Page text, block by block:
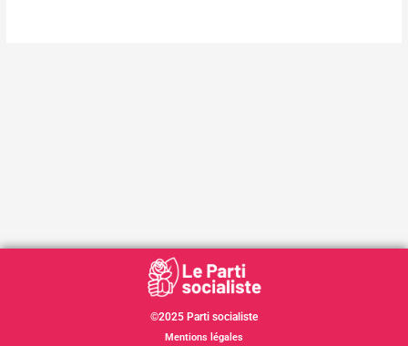
©2025 Parti socialiste
Mentions légales